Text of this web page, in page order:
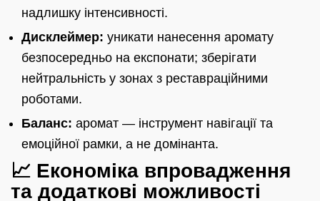
надлишку інтенсивності.
Дисклеймер: уникати нанесення аромату
безпосередньо на експонати; зберігати
нейтральність у зонах з реставраційними
роботами.
Баланс: аромат — інструмент навігації та
емоційної рамки, а не домінанта.
📈 Економіка впровадження
та додаткові можливості